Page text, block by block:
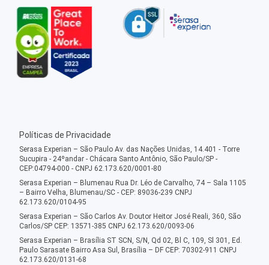
Políticas de Privacidade
Serasa Experian – São Paulo Av. das Nações Unidas, 14.401 - Torre
Sucupira - 24ºandar - Chácara Santo Antônio, São Paulo/SP -
CEP:04794-000 - CNPJ 62.173.620/0001-80
Serasa Experian – Blumenau Rua Dr. Léo de Carvalho, 74 – Sala 1105
– Bairro Velha, Blumenau/SC - CEP: 89036-239 CNPJ
62.173.620/0104-95
Serasa Experian – São Carlos Av. Doutor Heitor José Reali, 360, São
Carlos/SP CEP: 13571-385 CNPJ 62.173.620/0093-06
Serasa Experian – Brasília ST SCN, S/N, Qd 02, Bl C, 109, Sl 301, Ed.
Paulo Sarasate Bairro Asa Sul, Brasília – DF CEP: 70302-911 CNPJ
62.173.620/0131-68